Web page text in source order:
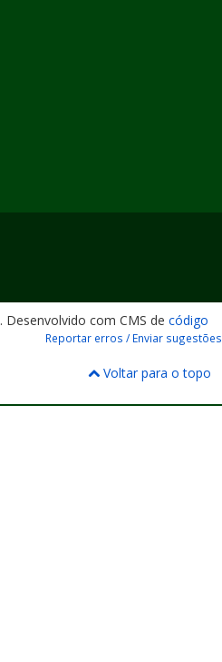
. Desenvolvido com CMS de código
Reportar erros / Enviar sugestões
Voltar para o topo